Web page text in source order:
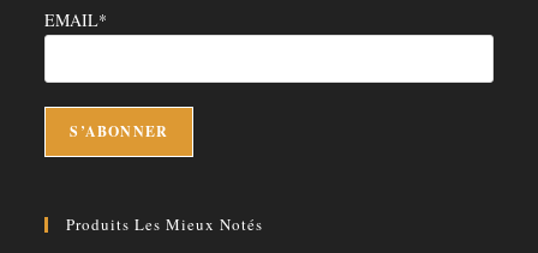
EMAIL*
Produits Les Mieux Notés